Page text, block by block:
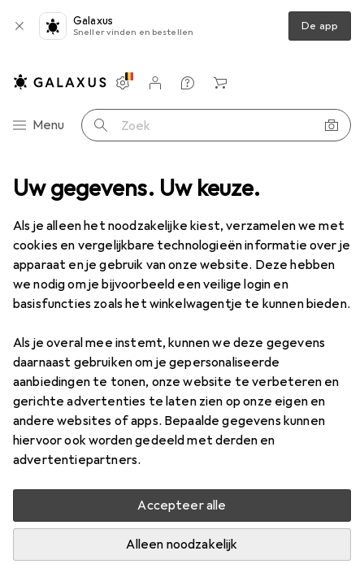
Uw gegevens. Uw keuze.
Als je alleen het noodzakelijke kiest, verzamelen we met
cookies en vergelijkbare technologieën informatie over je
apparaat en je gebruik van onze website. Deze hebben
we nodig om je bijvoorbeeld een veilige login en
basisfuncties zoals het winkelwagentje te kunnen bieden.
Als je overal mee instemt, kunnen we deze gegevens
daarnaast gebruiken om je gepersonaliseerde
aanbiedingen te tonen, onze website te verbeteren en
gerichte advertenties te laten zien op onze eigen en
andere websites of apps. Bepaalde gegevens kunnen
hiervoor ook worden gedeeld met derden en
advertentiepartners.
Accepteer alle
Alleen noodzakelijk
Galaxus
Sneller vinden en bestellen De app
Categorie navigatie
Menu Zoek op
Instellingen
Klantenaccount
Produktvergelijking
Verlanglijstje
Winkelmandje
badkamer Zeepdispenser + Zeepbakje
9 afbeeldingen
Zone Denmark Ume
Prijs in EUR inclusief BTW
EUR
25,48
43
Waarderingscijfers
1 stuk besteld
Laat me weten als dit product eerder beschikbaar is